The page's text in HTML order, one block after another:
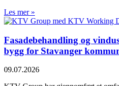
Les mer »
Fasadebehandling og
bygg for Stavanger
09.07.2026